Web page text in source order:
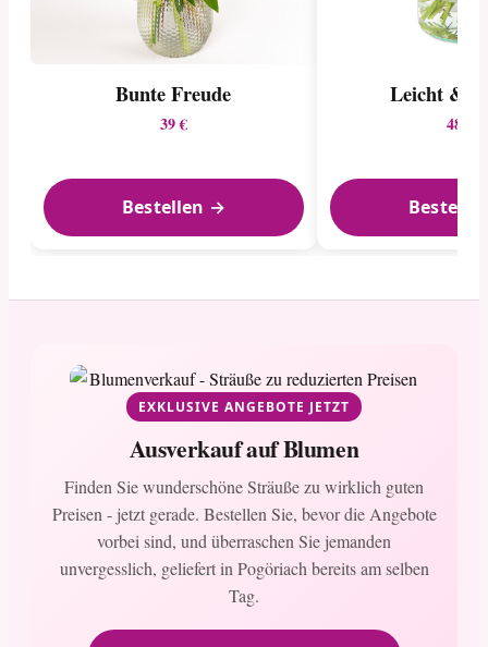
Bunte Freude
39 €
Bestellen →
Leicht &
48 €
EXKLUSIVE ANGEBOTE JETZT
Ausverkauf auf Blumen
Finden Sie wunderschöne Sträuße zu wirklich guten
Preisen - jetzt gerade. Bestellen Sie, bevor die Angebote
vorbei sind, und überraschen Sie jemanden
unvergesslich, geliefert in Pogöriach bereits am selben
Tag.